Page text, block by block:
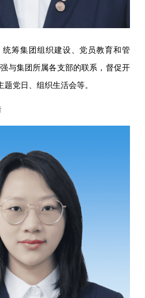
统筹集团组织建设、党员教育和管
与集团所属各支部的联系，督促开
题党日、组织生活会等。